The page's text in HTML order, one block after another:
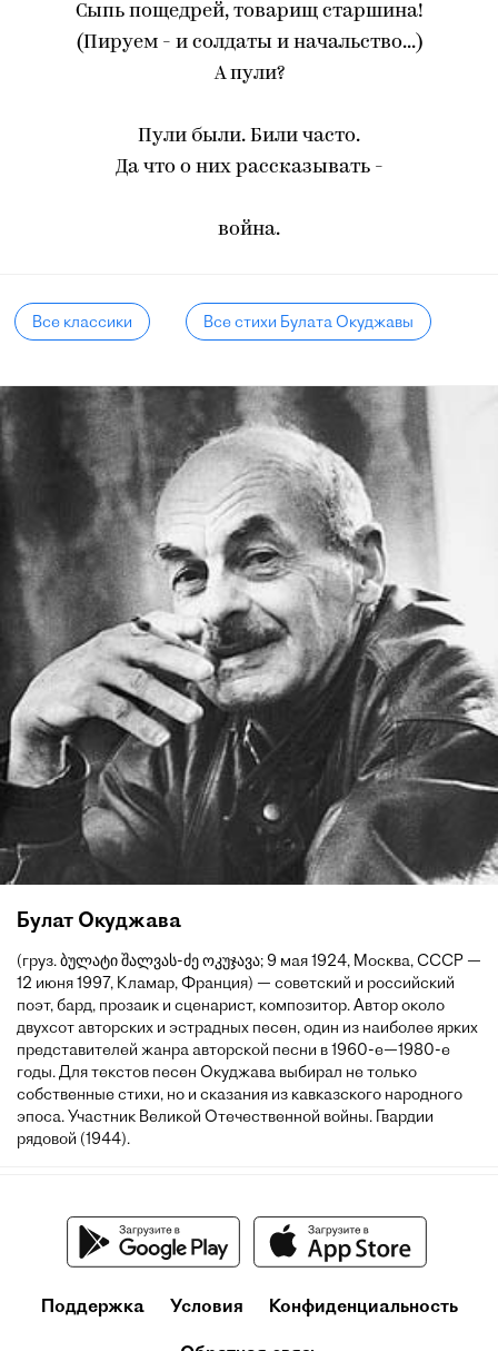
Сыпь пощедрей, товарищ старшина!
(Пируем - и солдаты и начальство...)
А пули?
Пули были. Били часто.
Да что о них рассказывать -
война.
Все классики Все стихи Булата Окуджавы
Булат Окуджава
(груз. ბულატი შალვას-ძე ოკუჯავა; 9 мая 1924, Москва, СССР —
12 июня 1997, Кламар, Франция) — советский и российский
поэт, бард, прозаик и сценарист, композитор. Автор около
двухсот авторских и эстрадных песен, один из наиболее ярких
представителей жанра авторской песни в 1960-е—1980-е
годы. Для текстов песен Окуджава выбирал не только
собственные стихи, но и сказания из кавказского народного
эпоса. Участник Великой Отечественной войны. Гвардии
рядовой (1944).
Поддержка Условия Конфиденциальность